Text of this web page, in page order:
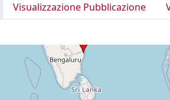
Visualizzazione Pubblicazione